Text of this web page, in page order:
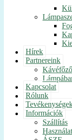
Hírek
Partnereink
Kapcsolat
Rólunk
Információk
Szállítás